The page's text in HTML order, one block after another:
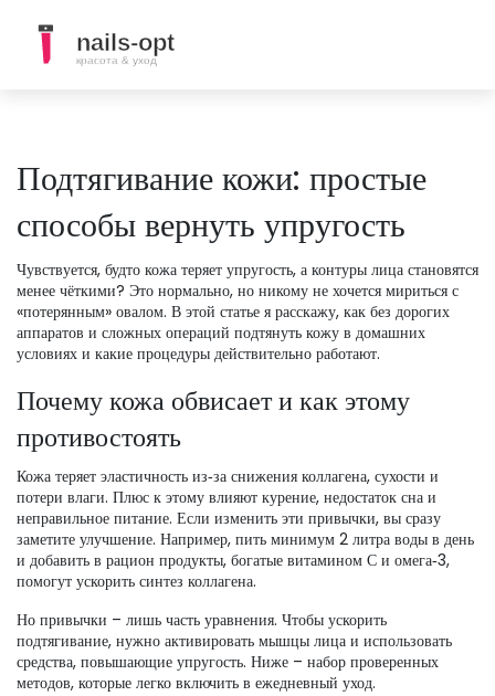
Подтягивание кожи: простые
способы вернуть упругость
Чувствуется, будто кожа теряет упругость, а контуры лица становятся
менее чёткими? Это нормально, но никому не хочется мириться с
«потерянным» овалом. В этой статье я расскажу, как без дорогих
аппаратов и сложных операций подтянуть кожу в домашних
условиях и какие процедуры действительно работают.
Почему кожа обвисает и как этому
противостоять
Кожа теряет эластичность из‑за снижения коллагена, сухости и
потери влаги. Плюс к этому влияют курение, недостаток сна и
неправильное питание. Если изменить эти привычки, вы сразу
заметите улучшение. Например, пить минимум 2 литра воды в день
и добавить в рацион продукты, богатые витамином С и омега‑3,
помогут ускорить синтез коллагена.
Но привычки – лишь часть уравнения. Чтобы ускорить
подтягивание, нужно активировать мышцы лица и использовать
средства, повышающие упругость. Ниже – набор проверенных
методов, которые легко включить в ежедневный уход.